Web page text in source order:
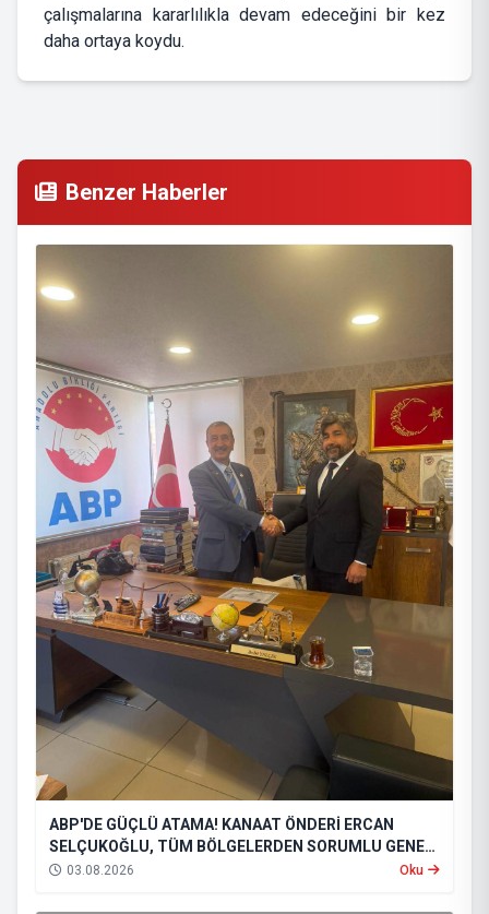
çalışmalarına kararlılıkla devam edeceğini bir kez
daha ortaya koydu.
Benzer Haberler
ABP'DE GÜÇLÜ ATAMA! KANAAT ÖNDERİ ERCAN
SELÇUKOĞLU, TÜM BÖLGELERDEN SORUMLU GENEL
BAŞKAN YARDIMCISI OLDU
03.08.2026 Oku